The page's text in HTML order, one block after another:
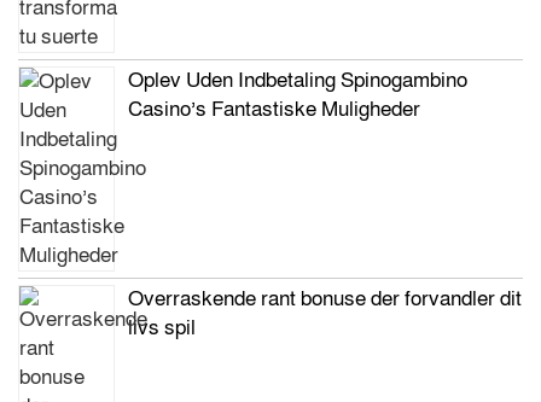
Oplev Uden Indbetaling Spinogambino
Casino’s Fantastiske Muligheder
Overraskende rant bonuse der forvandler dit
livs spil